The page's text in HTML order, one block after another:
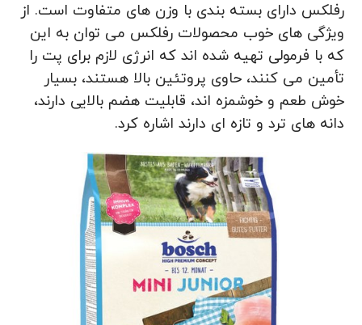
رفلکس دارای بسته بندی با وزن های متفاوت است. از
ویژگی‌ های خوب محصولات رفلکس می ‌توان به این
که با فرمولی تهیه شده اند که انرژی لازم برای پت را
تأمین می کنند، حاوی پروتئین بالا هستند، بسیار
خوش طعم و خوشمزه اند، قابلیت هضم بالایی دارند،
دانه های ترد و تازه ای دارند اشاره کرد.